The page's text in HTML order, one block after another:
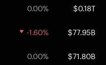
0.00% $0.18T
-1.60% $77.95B
0.00% $71.80B